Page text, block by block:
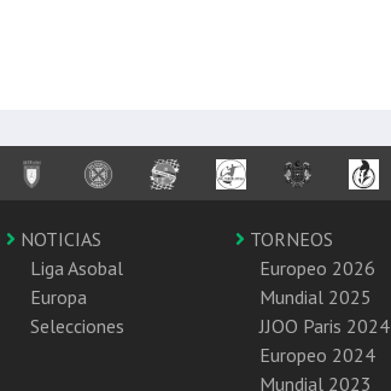
NOTICIAS
Liga Asobal
Europa
Selecciones
TORNEOS
Europeo 2026
Mundial 2025
JJOO Paris 2024
Europeo 2024
Mundial 2023